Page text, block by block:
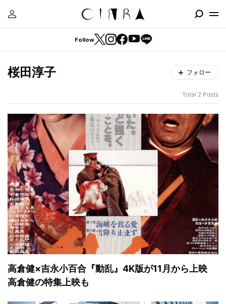
Follow
桜田淳子 フォロー
Total 2 Posts
高倉健×吉永小百合『動乱』4K版が11月から上映
高倉健の特集上映も